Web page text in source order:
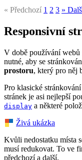
« Předchozí 1 2 3 »
Responsivní
V době používání webů
nutné, aby se
prostoru, který pro něj
Pro klasické
stránek je asi nejlepší
display a některé
Živá ukázka
Kvůli nedostatku místa
musí redukovat. To ve
předchozí a další.